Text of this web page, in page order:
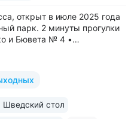
открыт в июле 2025 года
парк. 2 минуты прогулки
и Бювета № 4 •
во все виды путёвок •
Шведский стол